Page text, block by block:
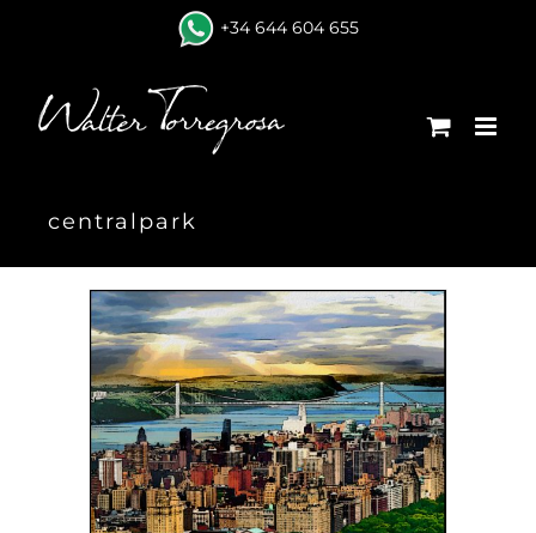
content
+34 644 604 655
centralpark